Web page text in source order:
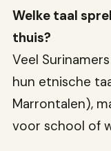
Welke taal
thuis?
Veel
hun etnische
Marrontalen),
voor school of